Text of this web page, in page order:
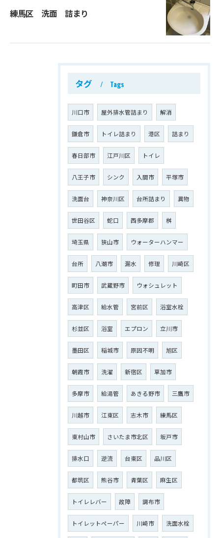
練馬区 洗面 詰まり
タグ Tags
川口市 屋外排水管詰まり 解消
鎌倉市 トイレ詰まり 港区 詰まり
春日部市 江戸川区 トイレ
八王子市 シンク 入間市 平塚市
洗面台 神奈川区 台所詰まり 異物
世田谷区 蛇口 西多摩郡 桝
埼玉県 狭山市 ウォーターハンマー
台所 八潮市 漏水 修理 川崎区
町田市 武蔵野市 ウォシュレット
高津区 給水管 宮前区 浴室水栓
杉並区 浴室 エプロン 立川市
墨田区 稲城市 原因不明 旭区
朝霞市 洗濯 新宿区 草加市
多摩市 給湯管 あきる野市 三鷹市
川越市 江東区 志木市 練馬区
東村山市 さいたま市北区 坂戸市
排水口 逆流 台東区 品川区
都筑区 熊谷市 青葉区 麻生区
トイレレバー 故障 調布市
トイレットペーパー 川崎市 洗面水栓